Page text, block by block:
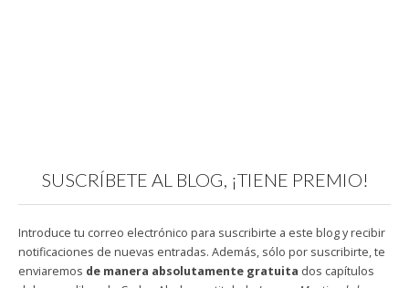
SUSCRÍBETE AL BLOG, ¡TIENE PREMIO!
Introduce tu correo electrónico para suscribirte a este blog y recibir
notificaciones de nuevas entradas. Además, sólo por suscribirte, te
enviaremos de manera absolutamente gratuita dos capítulos